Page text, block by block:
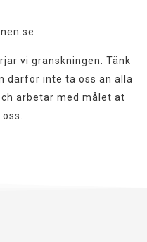
vi granskningen. Tänk
därför inte ta oss an alla
arbetar med målet at